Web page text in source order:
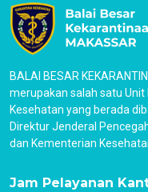
BALAI BESAR
merupakan salah satu
Kesehatan yang berada
Direktur Jenderal
dan Kementerian
Jam Pelayanan